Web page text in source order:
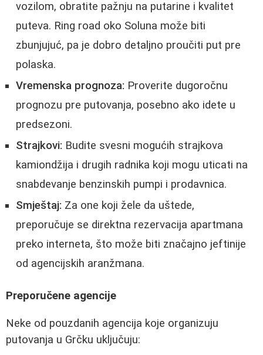
vozilom, obratite pažnju na putarine i kvalitet
puteva. Ring road oko Soluna može biti
zbunjujuć, pa je dobro detaljno proučiti put pre
polaska.
Vremenska prognoza: Proverite dugoročnu
prognozu pre putovanja, posebno ako idete u
predsezoni.
Strajkovi: Budite svesni mogućih strajkova
kamiondžija i drugih radnika koji mogu uticati na
snabdevanje benzinskih pumpi i prodavnica.
Smještaj: Za one koji žele da uštede,
preporučuje se direktna rezervacija apartmana
preko interneta, što može biti značajno jeftinije
od agencijskih aranžmana.
Preporučene agencije
Neke od pouzdanih agencija koje organizuju
putovanja u Grčku uključuju: